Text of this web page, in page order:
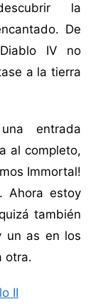
la
De
IV no
a la tierra
entrada
al completo,
Immortal!
Ahora estoy
también
un as en los
otra.
II